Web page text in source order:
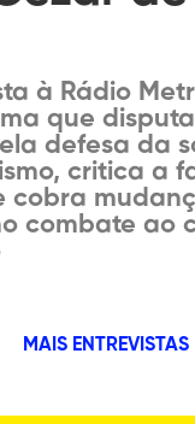
à Rádio
que
defesa da
critica a
cobra
combate ao
MAIS ENTREVISTAS